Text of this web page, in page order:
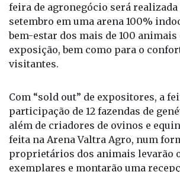
visitantes.
Com “sold out” de expositores, a
participação de 12 fazendas de
além de criadores de ovinos e
proprietários dos animais levarão
exemplares e montarão uma
atendimento ao público. Na
possível adquirir ou conhecer mais